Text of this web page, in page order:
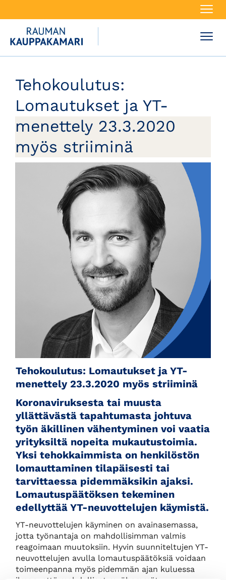
Tehokoulutus:
Lomautukset ja YT-
menettely 23.3.2020
myös striiminä
Tehokoulutus: Lomautukset ja YT-
menettely 23.3.2020 myös striiminä
Koronaviruksesta tai muusta
yllättävästä tapahtumasta johtuva
työn äkillinen vähentyminen voi vaatia
yrityksiltä nopeita mukautustoimia.
Yksi tehokkaimmista on henkilöstön
lomauttaminen tilapäisesti tai
tarvittaessa pidemmäksikin ajaksi.
Lomautuspäätöksen tekeminen
edellyttää YT-neuvottelujen käymistä.
YT-neuvottelujen käyminen on avainasemassa,
jotta työnantaja on mahdollisimman valmis
reagoimaan muutoksiin. Hyvin suunniteltujen YT-
neuvottelujen avulla lomautuspäätöksiä voidaan
toimeenpanna myös pidemmän ajan kuluessa